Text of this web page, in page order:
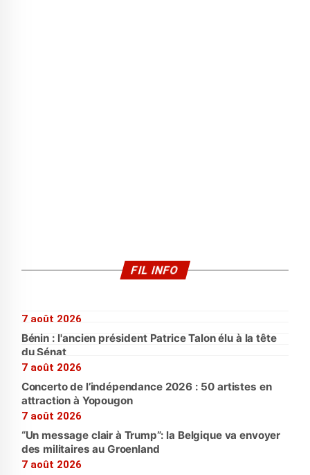
FIL INFO
7 août 2026
Bénin : l'ancien président Patrice Talon élu à la tête
du Sénat
7 août 2026
Concerto de l’indépendance 2026 : 50 artistes en
attraction à Yopougon
7 août 2026
“Un message clair à Trump”: la Belgique va envoyer
des militaires au Groenland
7 août 2026